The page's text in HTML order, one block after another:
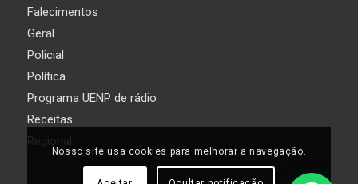
Falecimentos
Geral
Policial
Política
Programa UENP de rádio
Receitas
Regional
Nosso site usa cookies para melhorar a navegação.